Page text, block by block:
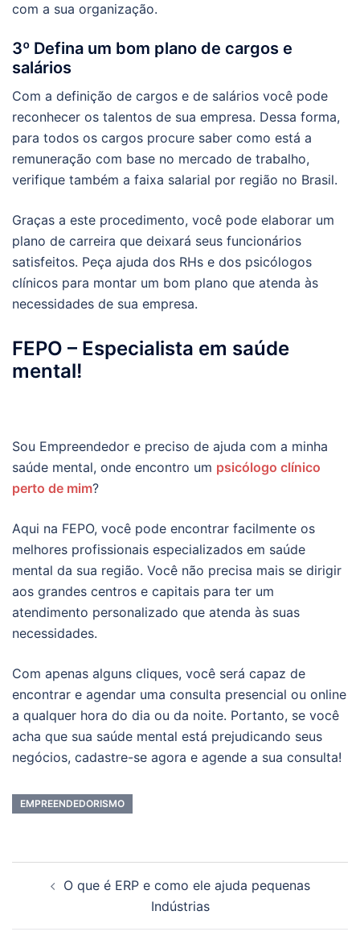
com a sua organização.
3º Defina um bom plano de cargos e
salários
Com a definição de cargos e de salários você pode
reconhecer os talentos de sua empresa. Dessa forma,
para todos os cargos procure saber como está a
remuneração com base no mercado de trabalho,
verifique também a faixa salarial por região no Brasil.
Graças a este procedimento, você pode elaborar um
plano de carreira que deixará seus funcionários
satisfeitos. Peça ajuda dos RHs e dos psicólogos
clínicos para montar um bom plano que atenda às
necessidades de sua empresa.
FEPO – Especialista em saúde
mental!
Sou Empreendedor e preciso de ajuda com a minha
saúde mental, onde encontro um psicólogo clínico
perto de mim?
Aqui na FEPO, você pode encontrar facilmente os
melhores profissionais especializados em saúde
mental da sua região. Você não precisa mais se dirigir
aos grandes centros e capitais para ter um
atendimento personalizado que atenda às suas
necessidades.
Com apenas alguns cliques, você será capaz de
encontrar e agendar uma consulta presencial ou online
a qualquer hora do dia ou da noite. Portanto, se você
acha que sua saúde mental está prejudicando seus
negócios, cadastre-se agora e agende a sua consulta!
EMPREENDEDORISMO
O que é ERP e como ele ajuda pequenas
Indústrias